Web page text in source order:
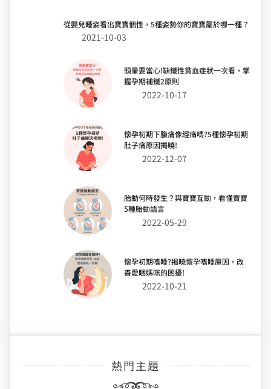
從嬰兒睡姿看出寶寶個性，5種姿勢你的寶寶屬於哪一種？
2021-10-03
頭暈要當心!缺鐵性貧血症狀一次看，掌
握孕期補鐵2原則
2022-10-17
懷孕初期下腹痛像經痛嗎?5種懷孕初期
肚子痛原因揭曉!
2022-12-07
胎動何時發生？與寶寶互動，看懂寶寶
5種胎動語言
2022-05-29
懷孕初期嗜睡?揭曉懷孕嗜睡原因，改
善愛睏媽咪的困擾!
2022-10-21
熱門主題